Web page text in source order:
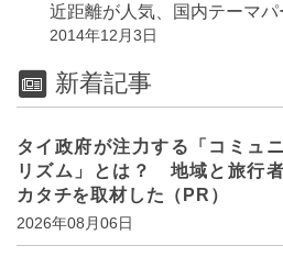
近距離が人気、国内テーマ
2014年12月3日
新着記事
タイ政府が注力する「コミュ
リズム」とは？ 地域と旅行
カタチを取材した（PR）
2026年08月06日